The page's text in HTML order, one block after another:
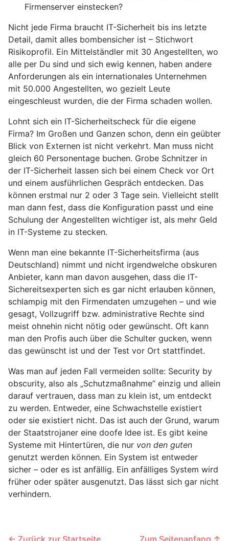
Firmenserver einstecken?
Nicht jede Firma braucht IT-Sicherheit bis ins letzte
Detail, damit alles bombensicher ist – Stichwort
Risikoprofil. Ein Mittelständler mit 30 Angestellten, wo
alle per Du sind und sich ewig kennen, haben andere
Anforderungen als ein internationales Unternehmen
mit 50.000 Angestellten, wo gezielt Leute
eingeschleust wurden, die der Firma schaden wollen.
Lohnt sich ein IT-Sicherheitscheck für die eigene
Firma? Im Großen und Ganzen schon, denn ein geübter
Blick von Externen ist nicht verkehrt. Man muss nicht
gleich 60 Personentage buchen. Grobe Schnitzer in
der IT-Sicherheit lassen sich bei einem Check vor Ort
und einem ausführlichen Gespräch entdecken. Das
können erstmal nur 2 oder 3 Tage sein. Vielleicht stellt
man dann fest, dass die Konfiguration passt und eine
Schulung der Angestellten wichtiger ist, als mehr Geld
in IT-Systeme zu stecken.
Wenn man eine bekannte IT-Sicherheitsfirma (aus
Deutschland) nimmt und nicht irgendwelche obskuren
Anbieter, kann man davon ausgehen, dass die IT-
Sichereitsexperten sich es gar nicht erlauben können,
schlampig mit den Firmendaten umzugehen – und wie
gesagt, Vollzugriff bzw. administrative Rechte sind
meist ohnehin nicht nötig oder gewünscht. Oft kann
man den Profis auch über die Schulter gucken, wenn
das gewünscht ist und der Test vor Ort stattfindet.
Was man auf jeden Fall vermeiden sollte: Security by
obscurity, also als „Schutzmaßnahme“ einzig und allein
darauf vertrauen, dass man zu klein ist, um entdeckt
zu werden. Entweder, eine Schwachstelle existiert
oder sie existiert nicht. Das ist auch der Grund, warum
der Staatstrojaner eine doofe Idee ist. Es gibt keine
Systeme mit Hintertüren, die nur von den guten
genutzt werden können. Ein System ist entweder
sicher – oder es ist anfällig. Ein anfälliges System wird
früher oder später ausgenutzt. Das lässt sich gar nicht
verhindern.
← Zurück zur Startseite Zum Seitenanfang ↑